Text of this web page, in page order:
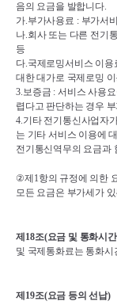
음의 요금을 발합니다.
가.부가사용료 : 부가서
나.회사 또는 다른 전기
등
다.국제로밍서비스 이용
대한 대가로 국제로밍
3.보증금 : 서비스 사용
렵다고 판단하는 경우
4.기타 전기통신사업자
는 기타 서비스 이용에
전기통신역무의 요금과
②제 1항의 규정에 의한
모든 요금은 부가세가
제 18조(요금 및 통화시
및 국제통화료는 통화
제 19조(요금 등의 선납)